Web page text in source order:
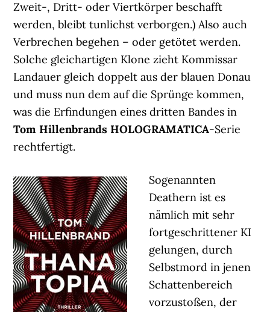
Zweit-, Dritt- oder Viertkörper beschafft
werden, bleibt tunlichst verborgen.) Also auch
Verbrechen begehen – oder getötet werden.
Solche gleichartigen Klone zieht Kommissar
Landauer gleich doppelt aus der blauen Donau
und muss nun dem auf die Sprünge kommen,
was die Erfindungen eines dritten Bandes in
Tom Hillenbrands HOLOGRAMATICA-Serie
rechtfertigt.
Sogenannten
Deathern ist es
nämlich mit sehr
fortgeschrittener KI
gelungen, durch
Selbstmord in jenen
Schattenbereich
vorzustoßen, der